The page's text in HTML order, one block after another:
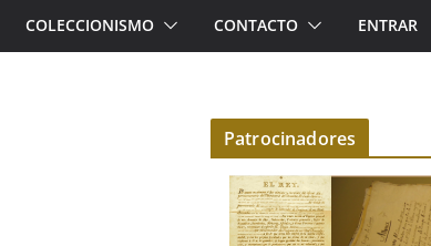
COLECCIONISMO CONTACTO ENTRAR
Patrocinadores